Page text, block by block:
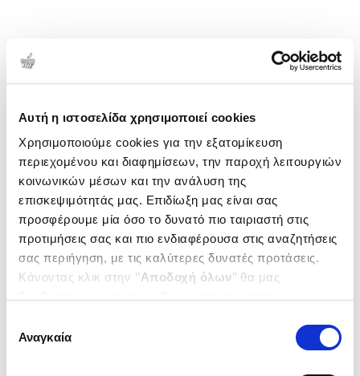
Αυτή η ιστοσελίδα χρησιμοποιεί cookies
Χρησιμοποιούμε cookies για την εξατομίκευση
περιεχομένου και διαφημίσεων, την παροχή λειτουργιών
κοινωνικών μέσων και την ανάλυση της
επισκεψιμότητάς μας. Επιδίωξη μας είναι σας
προσφέρουμε μία όσο το δυνατό πιο ταιριαστή στις
προτιμήσεις σας και πιο ενδιαφέρουσα στις αναζητήσεις
σας περιήγηση, με τις καλύτερες δυνατές προτάσεις.
Κάνοντας κλικ στην ‘’Αποδοχή όλων’’ θα μας
ενδιαφέρουν και να επιλέξετε από τα παρακάτω με την
΄΄και να ενημερωθείτε σχετικά με
συγκατάθεσης
Αναγκαία